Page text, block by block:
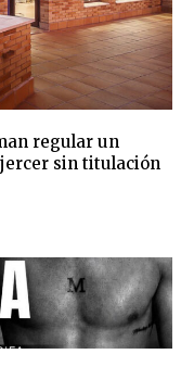
regular un
sin titulación